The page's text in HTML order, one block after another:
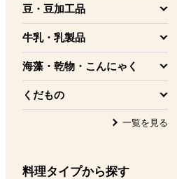
豆・豆加工品
を開く
牛乳・乳製品
を開く
海藻・乾物・こんにゃく
を開く
くだもの
を開く
一覧を見る
料理タイプから探す